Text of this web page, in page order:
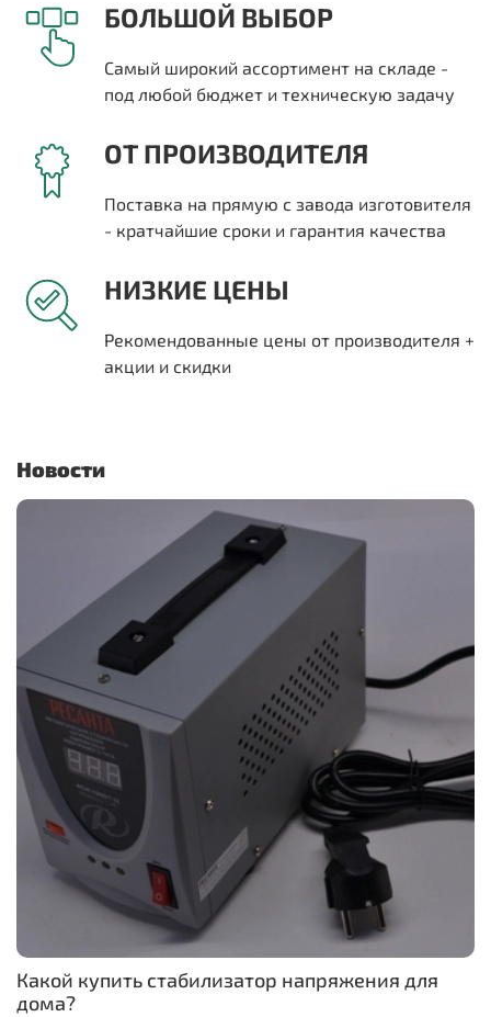
БОЛЬШОЙ ВЫБОР
Самый широкий ассортимент на складе -
под любой бюджет и техническую задачу
ОТ ПРОИЗВОДИТЕЛЯ
Поставка на прямую с завода изготовителя
- кратчайшие сроки и гарантия качества
НИЗКИЕ ЦЕНЫ
Рекомендованные цены от производителя +
акции и скидки
Новости
Какой купить стабилизатор напряжения для
дома?